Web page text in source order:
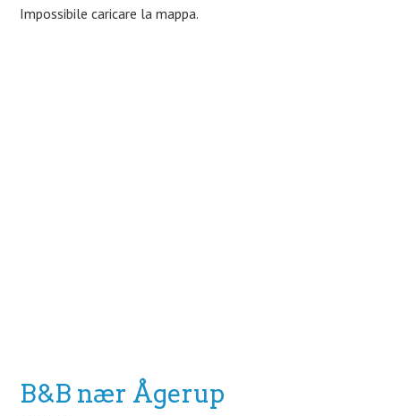
Impossibile caricare la mappa.
B&B nær Ågerup